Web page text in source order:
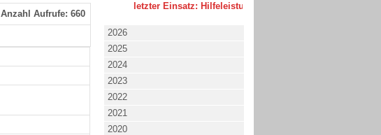
Anzahl Aufrufe: 660
letzter Einsatz: Hilfeleistung - klein - 02.08.2026 um 17:53
2026
2025
2024
2023
2022
2021
2020